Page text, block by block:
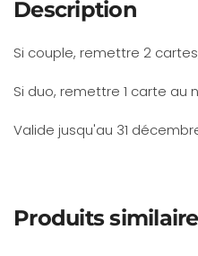
Description
Si couple, remettre 2
Si duo, remettre 1 carte au
Valide jusqu'au 31
Produits